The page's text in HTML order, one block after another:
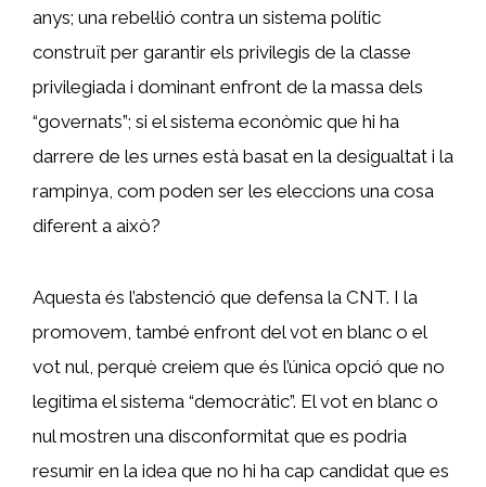
anys; una rebel·lió contra un sistema polític
construït per garantir els privilegis de la classe
privilegiada i dominant enfront de la massa dels
“governats”; si el sistema econòmic que hi ha
darrere de les urnes està basat en la desigualtat i la
rampinya, com poden ser les eleccions una cosa
diferent a això?
Aquesta és l’abstenció que defensa la CNT. I la
promovem, també enfront del vot en blanc o el
vot nul, perquè creiem que és l’única opció que no
legitima el sistema “democràtic”. El vot en blanc o
nul mostren una disconformitat que es podria
resumir en la idea que no hi ha cap candidat que es